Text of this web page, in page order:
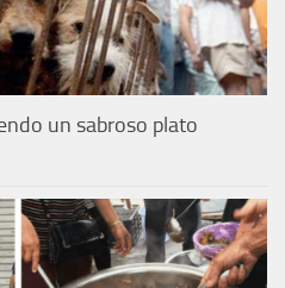
un sabroso plato